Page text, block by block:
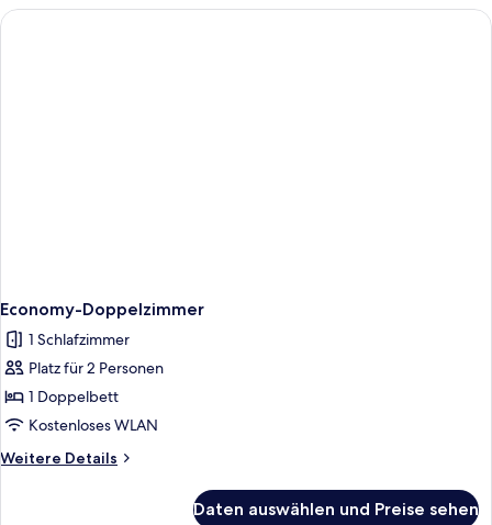
Economy-Doppelzimmer
1 Schlafzimmer
Platz für 2 Personen
1 Doppelbett
Kostenloses WLAN
Weitere Details
Weitere
Daten auswählen und Preise sehen